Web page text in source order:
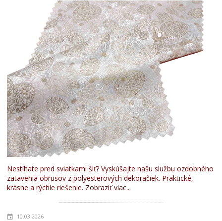
Nestíhate pred sviatkami šiť? Vyskúšajte našu službu ozdobného
zatavenia obrusov z polyesterových dekoračiek. Praktické,
krásne a rýchle riešenie. Zobraziť viac...
10.03.2026